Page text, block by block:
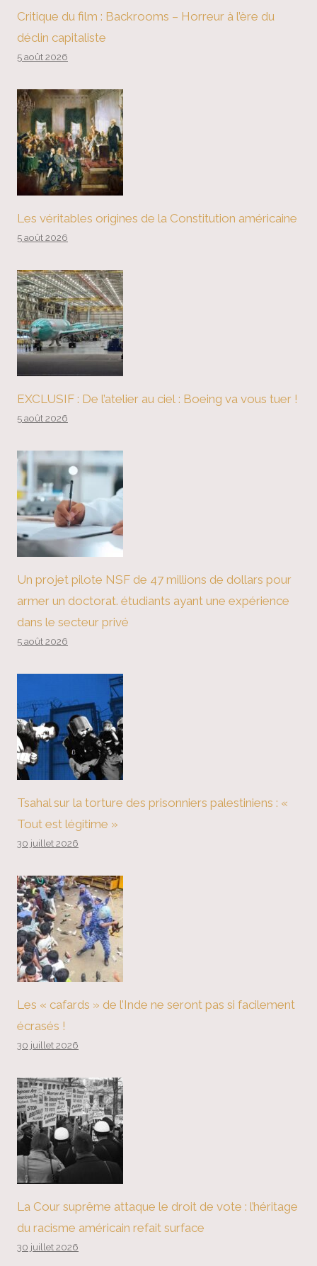
Critique du film : Backrooms – Horreur à l’ère du
déclin capitaliste
5 août 2026
Les véritables origines de la Constitution américaine
5 août 2026
EXCLUSIF : De l’atelier au ciel : Boeing va vous tuer !
5 août 2026
Un projet pilote NSF de 47 millions de dollars pour
armer un doctorat. étudiants ayant une expérience
dans le secteur privé
5 août 2026
Tsahal sur la torture des prisonniers palestiniens : «
Tout est légitime »
30 juillet 2026
Les « cafards » de l’Inde ne seront pas si facilement
écrasés !
30 juillet 2026
La Cour suprême attaque le droit de vote : l’héritage
du racisme américain refait surface
30 juillet 2026